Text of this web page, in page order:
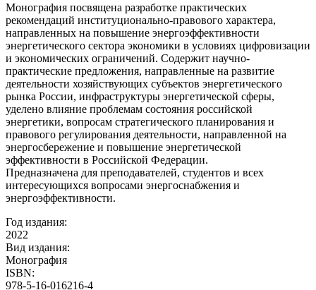
Монография посвящена разработке практических
рекомендаций институционально-правового характера,
направленных на повышение энергоэффективности
энергетического сектора экономики в условиях цифровизации
и экономических ограничений. Содержит научно-
практические предложения, направленные на развитие
деятельности хозяйствующих субъектов энергетического
рынка России, инфраструктуры энергетической сферы,
уделено влияние проблемам состояния российской
энергетики, вопросам стратегического планирования и
правового регулирования деятельности, направленной на
энергосбережение и повышение энергетической
эффективности в Российской Федерации.
Предназначена для преподавателей, студентов и всех
интересующихся вопросами энергоснабжения и
энергоэффективности.
Год издания:
2022
Вид издания:
Монография
ISBN:
978-5-16-016216-4